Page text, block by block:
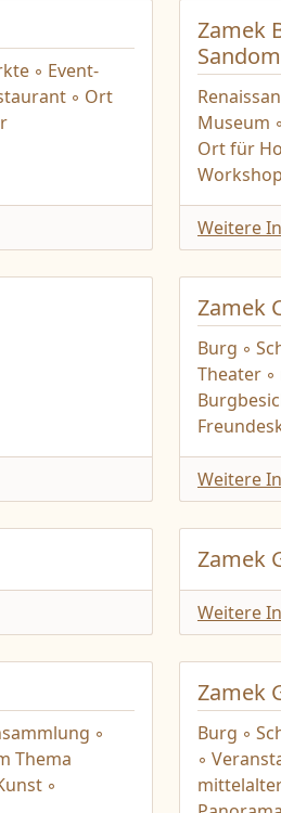
◦ Event-
◦ Ort
Zamek
Museum
Ort für
Weitere
Zamek
Burg ◦
Theater
Weitere
Zamek
Weitere
◦
Thema
◦
Zamek
Burg ◦
◦